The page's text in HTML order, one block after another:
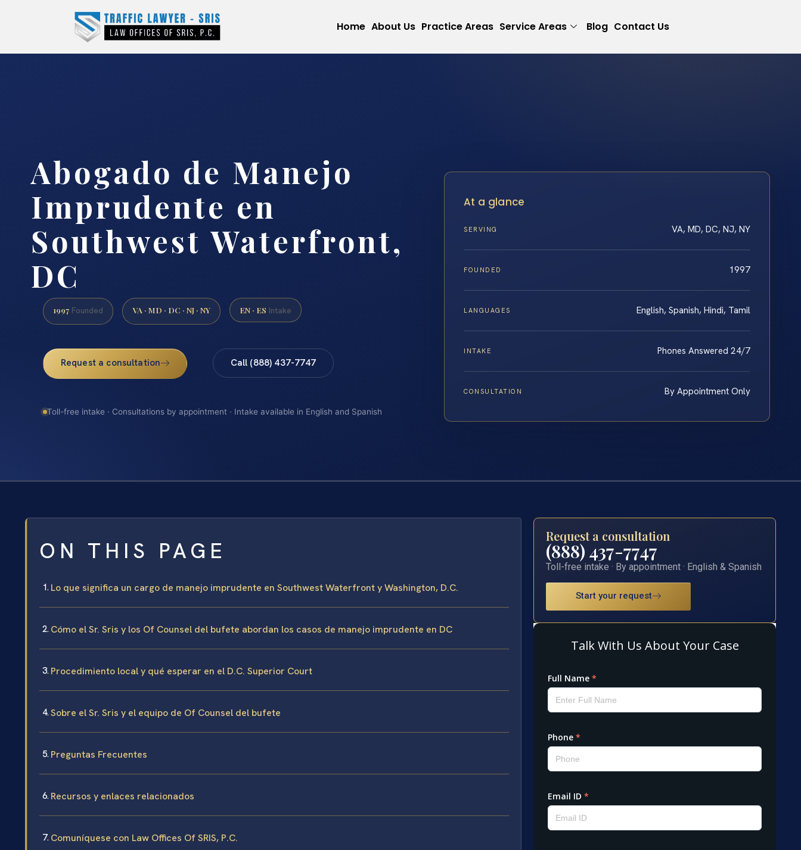
Home About Us Practice Areas Service Areas Blog Contact Us
Abogado de Manejo
Imprudente en
Southwest Waterfront,
DC
1997 Founded VA · MD · DC · NJ · NY EN · ES Intake
Request a consultation Call (888) 437-7747
Toll-free intake · Consultations by appointment · Intake available in English and Spanish
At a glance
SERVING VA, MD, DC, NJ, NY
FOUNDED 1997
LANGUAGES English, Spanish, Hindi, Tamil
INTAKE Phones Answered 24/7
CONSULTATION By Appointment Only
ON THIS PAGE
Lo que significa un cargo de manejo imprudente en Southwest Waterfront y Washington, D.C.
Cómo el Sr. Sris y los Of Counsel del bufete abordan los casos de manejo imprudente en DC
Procedimiento local y qué esperar en el D.C. Superior Court
Sobre el Sr. Sris y el equipo de Of Counsel del bufete
Preguntas Frecuentes
Recursos y enlaces relacionados
Comuníquese con Law Offices Of SRIS, P.C.
Request a consultation
(888) 437-7747
Toll-free intake · By appointment · English & Spanish
Start your request